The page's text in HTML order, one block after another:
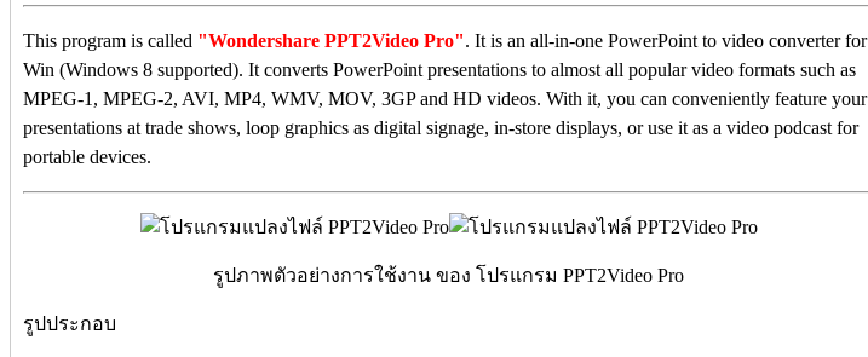
This program is called "Wondershare PPT2Video Pro". It is an all-in-one PowerPoint to video converter for
Win (Windows 8 supported). It converts PowerPoint presentations to almost all popular video formats such as
MPEG-1, MPEG-2, AVI, MP4, WMV, MOV, 3GP and HD videos. With it, you can conveniently feature your
presentations at trade shows, loop graphics as digital signage, in-store displays, or use it as a video podcast for
portable devices.
รูปภาพตัวอย่างการใช้งาน ของ โปรแกรม PPT2Video Pro
รูปประกอบ